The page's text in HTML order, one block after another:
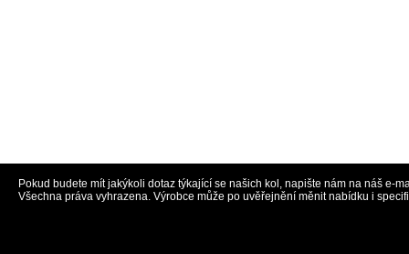
Pokud budete mít jakýkoli dotaz týkající se našich kol, napište nám na náš e-
Všechna práva vyhrazena. Výrobce může po uvěřejnění měnit nabídku i